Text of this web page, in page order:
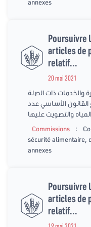
annexes
Poursuivre
articles de
relatif...
20 mai 2021
والخدمات ذات الصلة
الأساسي عدد
Commissions
:
sécurité alimentaire,
annexes
Poursuivre
articles de
relatif...